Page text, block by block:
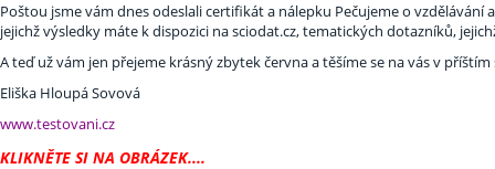
Poštou jsme vám dnes odeslali certifikát a nálepku Pečujeme o
jejichž výsledky máte k dispozici na sciodat.cz, tematických dotazníků,
A teď už vám jen přejeme krásný zbytek června a těšíme se na vás v
Eliška Hloupá Sovová
www.testovani.cz
KLIKNĚTE SI NA OBRÁZEK....